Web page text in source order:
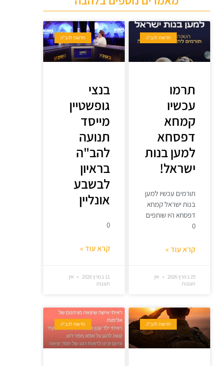
חדשות להב"ה
תרמו
עכשיו
קמחא
דפסחא
למען בנות
ישראל!
תורמים עכשיו למען
בנות ישראל קמחא
דפסחא היו שותפים
0
קרא עוד »
25 במרץ 2026
אין
תגובות
חדשות להב"ה
בנצי
גופשטיין
מייסד
תנועה
להב"ה
בראיון
לבשבע
אונליין
0
קרא עוד »
11 במרץ 2026
אין
תגובות
חדשות להב"ה חדשות להב"ה